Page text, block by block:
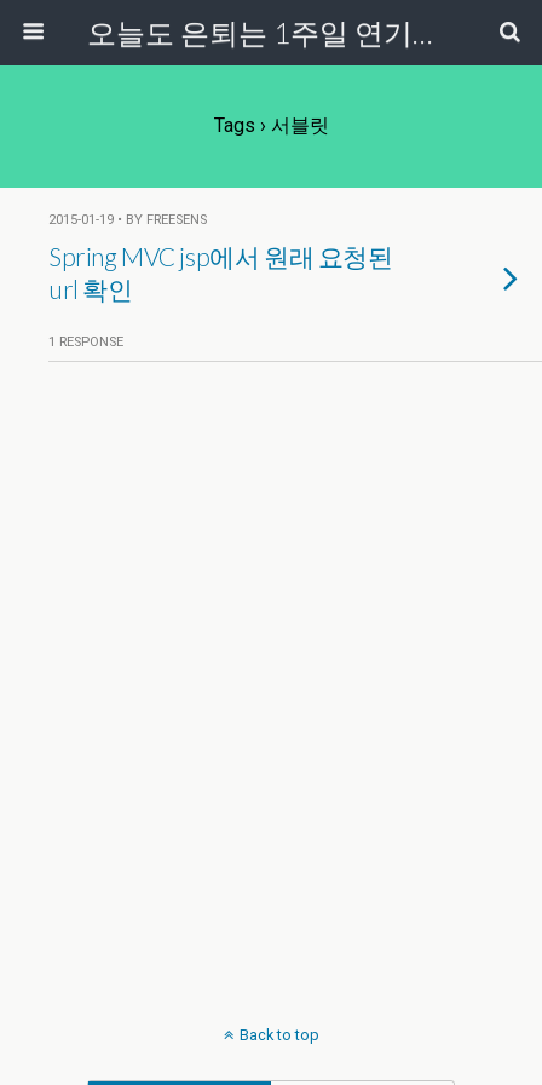
오늘도 은퇴는 1주일 연기중...
Tags › 서블릿
2015-01-19 • BY FREESENS
Spring MVC jsp에서 원래 요청된
url 확인
1 RESPONSE
Back to top